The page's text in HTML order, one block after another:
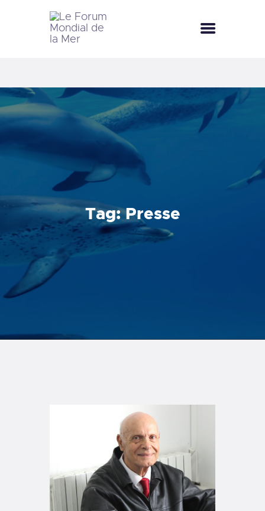
Tag: Presse
LE FORUM MONDIAL DE LA MER
FÊTES DE LA MER
LE CLUB BLEU
LA SAISON BLEUE
MÉDIATHÈQUE
DOCUMENTATION
CONTACT